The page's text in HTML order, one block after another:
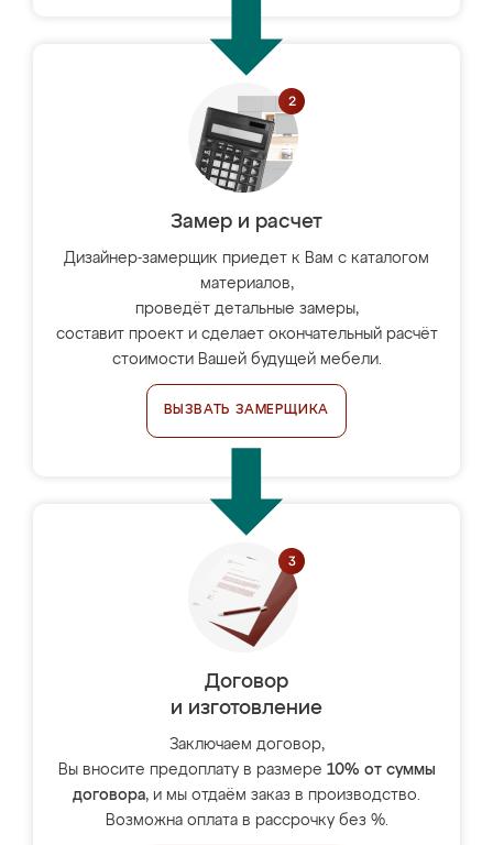
Замер и расчет
Дизайнер-замерщик приедет к Вам с каталогом
материалов,
проведёт детальные замеры,
составит проект и сделает окончательный расчёт
стоимости Вашей будущей мебели.
ВЫЗВАТЬ ЗАМЕРЩИКА
Договор
и изготовление
Заключаем договор,
Вы вносите предоплату в размере 10% от суммы
договора, и мы отдаём заказ в производство.
Возможна оплата в рассрочку без %.